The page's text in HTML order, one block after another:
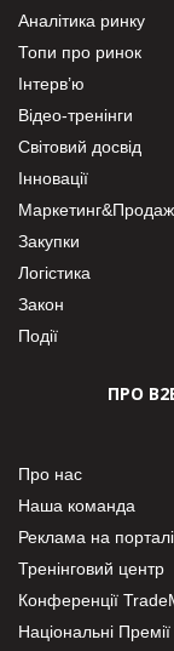
Аналітика ринку
Топи про ринок
Інтерв’ю
Відео-тренінги
Світовий досвід
Інновації
Закупки
Логістика
Закон
Події
ПРО
Про нас
Наша команда
Реклама на порталі
Тренінговий центр
Конференції
Національні Премії